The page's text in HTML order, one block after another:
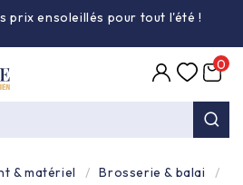
prix ensoleillés pour tout l'été!

0
& matériel
Brosserie & balai